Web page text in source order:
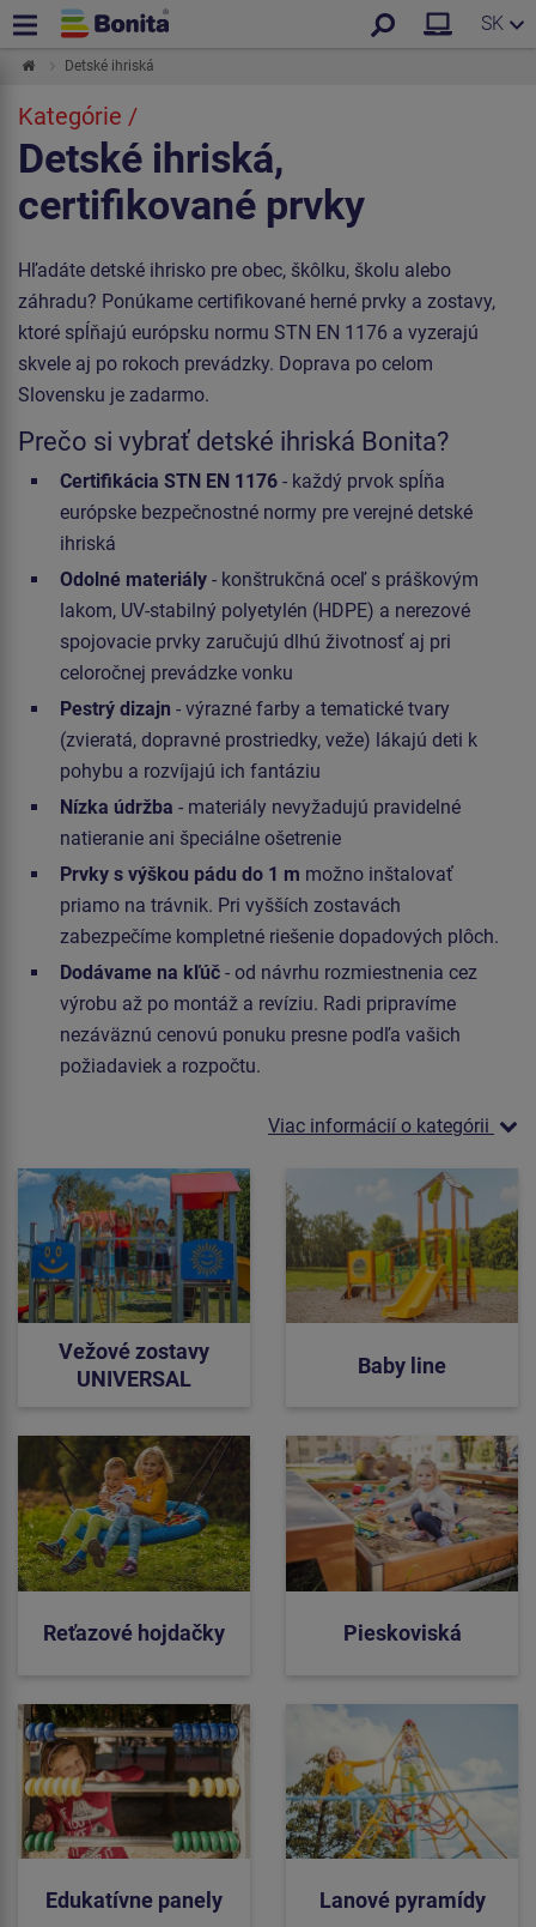
SK
Detské ihriská
Kategórie /
Detské ihriská,
certifikované prvky
Hľadáte detské ihrisko pre obec, škôlku, školu alebo
záhradu? Ponúkame certifikované herné prvky a zostavy,
ktoré spĺňajú európsku normu STN EN 1176 a vyzerajú
skvele aj po rokoch prevádzky. Doprava po celom
Slovensku je zadarmo.
Prečo si vybrať detské ihriská Bonita?
Certifikácia STN EN 1176 - každý prvok spĺňa
európske bezpečnostné normy pre verejné detské
ihriská
Odolné materiály - konštrukčná oceľ s práškovým
lakom, UV-stabilný polyetylén (HDPE) a nerezové
spojovacie prvky zaručujú dlhú životnosť aj pri
celoročnej prevádzke vonku
Pestrý dizajn - výrazné farby a tematické tvary
(zvieratá, dopravné prostriedky, veže) lákajú deti k
pohybu a rozvíjajú ich fantáziu
Nízka údržba - materiály nevyžadujú pravidelné
natieranie ani špeciálne ošetrenie
Prvky s výškou pádu do 1 m možno inštalovať
priamo na trávnik. Pri vyšších zostavách
zabezpečíme kompletné riešenie dopadových plôch.
Dodávame na kľúč - od návrhu rozmiestnenia cez
výrobu až po montáž a revíziu. Radi pripravíme
nezáväznú cenovú ponuku presne podľa vašich
požiadaviek a rozpočtu.
Viac informácií o kategórii
Vežové zostavy
UNIVERSAL
Baby line
Reťazové hojdačky Pieskoviská
Edukatívne panely Lanové pyramídy